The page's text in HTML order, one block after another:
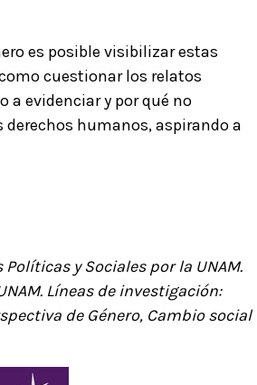
es posible visibilizar estas
cuestionar los relatos
a evidenciar y por qué no
humanos, aspirando a
y Sociales por la UNAM.
Líneas de investigación:
de Género, Cambio social